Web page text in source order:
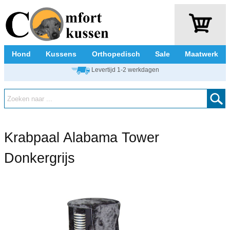
Hond Kussens Orthopedisch Sale Maatwerk
Levertijd 1-2 werkdagen
Krabpaal Alabama Tower
Donkergrijs